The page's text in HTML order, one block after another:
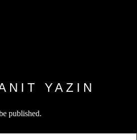
YAZIN
published.